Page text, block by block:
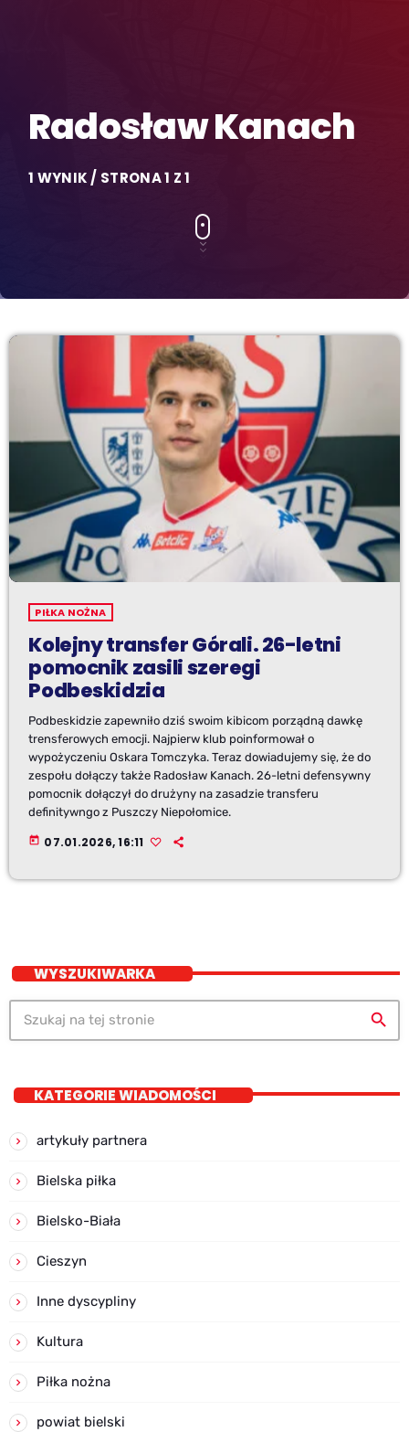
Radosław Kanach
1 WYNIK / STRONA 1 Z 1
PIŁKA NOŻNA
Kolejny transfer Górali. 26-letni
pomocnik zasili szeregi
Podbeskidzia
Podbeskidzie zapewniło dziś swoim kibicom porządną dawkę
trensferowych emocji. Najpierw klub poinformował o
wypożyczeniu Oskara Tomczyka. Teraz dowiadujemy się, że do
zespołu dołączy także Radosław Kanach. 26-letni defensywny
pomocnik dołączył do drużyny na zasadzie transferu
definitywngo z Puszczy Niepołomice.
today 07.01.2026, 16:11
WYSZUKIWARKA
search
KATEGORIE WIADOMOŚCI
artykuły partnera
Bielska piłka
Bielsko-Biała
Cieszyn
Inne dyscypliny
Kultura
Piłka nożna
powiat bielski